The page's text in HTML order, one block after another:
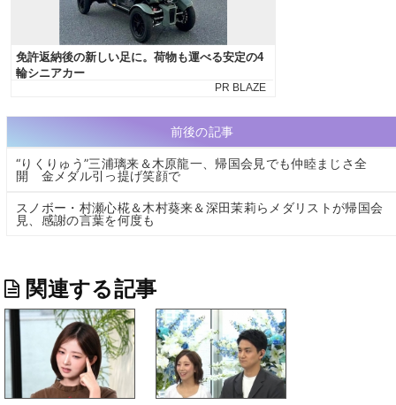
前後の記事
“りくりゅう”三浦璃来＆木原龍一、帰国会見でも仲睦まじさ全
開 金メダル引っ提げ笑顔で
スノボー・村瀬心椛＆木村葵来＆深田茉莉らメダリストが帰国会
見、感謝の言葉を何度も
関連する記事